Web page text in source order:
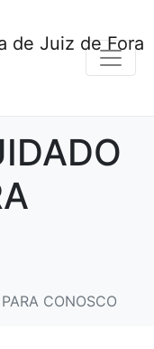
de Juiz de Fora
CONOSCO